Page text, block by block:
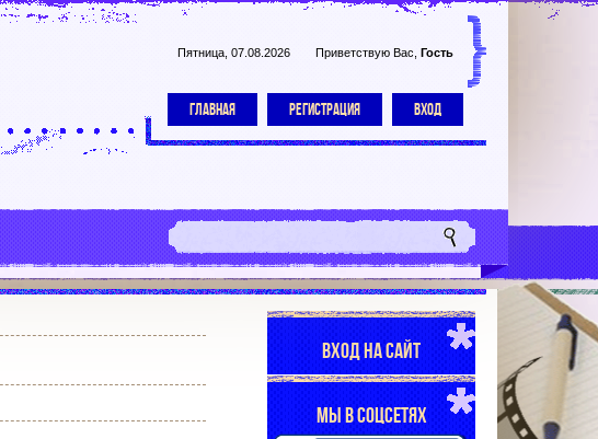
Пятница, 07.08.2026 Приветствую Вас Гость
ГЛАВНАЯ РЕГИСТРАЦИЯ ВХОД
ВХОД НА САЙТ
МЫ В СОЦСЕТЯХ